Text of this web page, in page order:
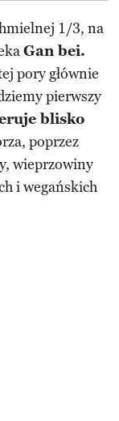
1/3, na
Gan bei.
pory głównie
pierwszy
blisko
poprzez
wieprzowiny
i wegańskich